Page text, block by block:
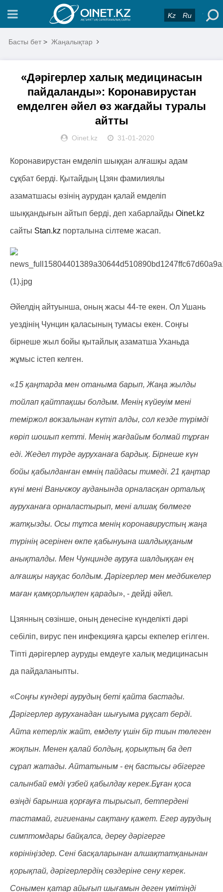
Kz Ru
Басты бет > Жаңалықтар
«Дәрігерлер халық медицинасын
пайдаланды»: Коронавирустан
емделген әйел өз жағдайы туралы
айтты
Oinet.kz 31-01-2020
Коронавирустан емделіп шыққан алғашқы адам
сұқбат берді. Қытайдың Цзян фамилиялы
азаматшасы өзінің аурудан қалай емделіп
шыққандығын айтып берді, деп хабарлайды Oinet.kz
сайты Stan.kz порталына сілтеме жасап.
Әйелдің айтуынша, оның жасы 44-те екен. Ол Ушань
уездінің Чунцин қаласының тумасы екен. Соңғы
бірнеше жыл бойы қытайлық азаматша Уханьда
жұмыс істеп келген.
«15 қаңтарда мен отаныма барып, Жаңа жылды
тойлап қайтпақшы болдым. Менің күйеуім мені
теміржол вокзалынан күтіп алды, сол кезде түрімді
көріп шошып кетті. Менің жағдайым болмай тұрған
еді. Жедел түрде ауруханаға бардық. Бірнеше күн
бойы қабылданған емнің пайдасы тимеді. 21 қаңтар
күні мені Ваньчжоу ауданында орналасқан орталық
ауруханаға орналастырып, мені алшақ бөлмеге
жатқызды. Осы тұтса менің коронавирустың жаңа
түрінің әсерінен өкпе қабынуына шалдыққаным
анықталды. Мен Чунцинде ауруға шалдыққан ең
алғашқы науқас болдым. Дәрігерлер мен медбикелер
маған қамқорлықпен қарады», - дейді әйел.
Цзянның сөзінше, оның денесіне күнделікті дәрі
себіліп, вирус пен инфекцияға қарсы екпелер егілген.
Тіпті дәрігерлер ауруды емдеуге халық медицинасын
да пайдаланыпты.
«Соңғы күндері аурудың беті қайта бастады.
Дәрігерлер ауруханадан шығуыма рұқсат берді.
Айта кетерлік жайт, емделу үшін бір тиын төлеген
жоқпын. Менен қалай болдың, қорықтың ба деп
сұрап жатады. Айтатыным - ең бастысы әбігерге
салынбай емді үзбей қабылдау керек.Бұған қоса
өзіңді барынша қорғауға тырысып, бетпердені
тастамай, гигиенаны сақтану қажет. Егер аурудың
симптомдары байқалса, дереу дәрігерге
көрініңіздер. Сені басқаларынан алшақтатқанынан
қорықпай, дәрігерлердің сөздеріне сену керек.
Сонымен қатар айығып шығамын деген үмітіңді